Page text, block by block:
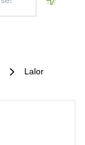
Lalor